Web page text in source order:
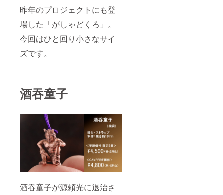
昨年のプロジェクトにも登
場した「がしゃどくろ」。
今回はひと回り小さなサイ
ズです。
酒吞童子
酒吞童子が源頼光に退治さ